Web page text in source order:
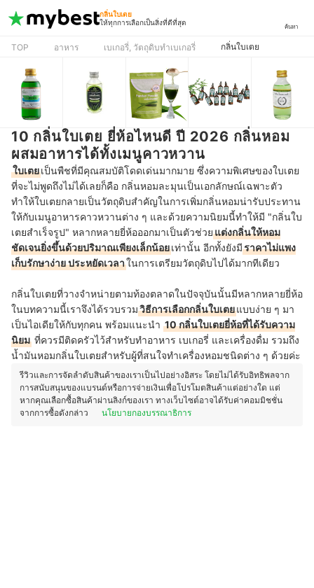
กลิ่นใบเตย
ให้ทุกการเลือกเป็นสิ่งที่ดีที่สุด
ค้นหา
TOP อาหาร เบเกอรี่, วัตถุดิบทำเบเกอรี่ กลิ่นใบเตย
10 กลิ่นใบเตย ยี่ห้อไหนดี ปี 2026 กลิ่นหอม
ผสมอาหารได้ทั้งเมนูคาวหวาน
ใบเตยเป็นพืชที่มีคุณสมบัติโดดเด่นมากมาย ซึ่งความพิเศษของใบเตย
ที่จะไม่พูดถึงไม่ได้เลยก็คือ กลิ่นหอมละมุนเป็นเอกลักษณ์เฉพาะตัว
ทำให้ใบเตยกลายเป็นวัตถุดิบสำคัญในการเพิ่มกลิ่นหอมน่ารับประทาน
ให้กับเมนูอาหารคาวหวานต่าง ๆ และด้วยความนิยมนี้ทำให้มี "กลิ่นใบ
เตยสำเร็จรูป" หลากหลายยี่ห้อออกมาเป็นตัวช่วยแต่งกลิ่นให้หอม
ชัดเจนยิ่งขึ้นด้วยปริมาณเพียงเล็กน้อยเท่านั้น อีกทั้งยังมีราคาไม่แพง
เก็บรักษาง่าย ประหยัดเวลาในการเตรียมวัตถุดิบไปได้มากทีเดียว
กลิ่นใบเตยที่วางจำหน่ายตามท้องตลาดในปัจจุบันนั้นมีหลากหลายยี่ห้อ
ในบทความนี้เราจึงได้รวบรวมวิธีการเลือกกลิ่นใบเตยแบบง่าย ๆ มา
เป็นไอเดียให้กับทุกคน พร้อมแนะนำ 10 กลิ่นใบเตยยี่ห้อที่ได้รับความ
นิยม ที่ควรมีติดครัวไว้สำหรับทำอาหาร เบเกอรี่ และเครื่องดื่ม รวมถึง
น้ำมันหอมกลิ่นใบเตยสำหรับผู้ที่สนใจทำเครื่องหอมชนิดต่าง ๆ ด้วยค่ะ
รีวิวและการจัดลำดับสินค้าของเราเป็นไปอย่างอิสระ โดยไม่ได้รับอิทธิพลจาก
การสนับสนุนของแบรนด์หรือการจ่ายเงินเพื่อโปรโมตสินค้าแต่อย่างใด แต่
หากคุณเลือกซื้อสินค้าผ่านลิงก์ของเรา ทางเว็บไซต์อาจได้รับค่าคอมมิชชั่น
จากการซื้อดังกล่าว
นโยบายกองบรรณาธิการ